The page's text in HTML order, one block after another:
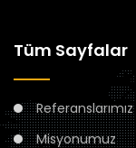
Tüm Sayfalar
Referanslarımız
Misyonumuz